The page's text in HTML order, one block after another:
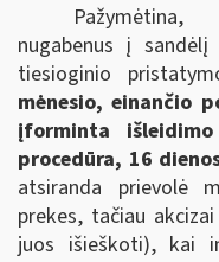
nugabenus į
tiesioginio
mėnesio, einančio
įforminta
procedūra, 16
atsiranda prievolė
prekes, tačiau
juos išieškoti), kai